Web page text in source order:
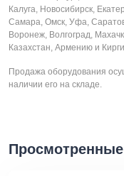
Калуга, Новосибирск,
Самара, Омск, Уфа,
Воронеж, Волгоград,
Казахстан, Армению и
Продажа оборудования
наличии его на складе.